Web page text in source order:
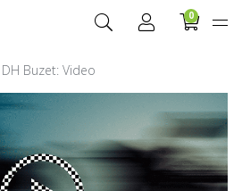
0
DH Buzet: Video